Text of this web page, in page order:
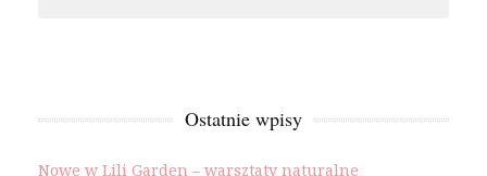
Ostatnie wpisy
Nowe w Lili Garden – warsztaty naturalne